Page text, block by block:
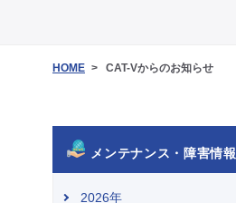
HOME CAT-Vからのお知らせ
メンテナンス・障害情報
2026年